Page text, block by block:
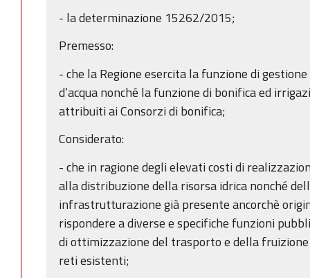
- la determinazione 15262/2015;
Premesso:
- che la Regione esercita la funzione di
d’acqua nonché la funzione di bonifica ed
attribuiti ai Consorzi di bonifica;
Considerato:
- che in ragione degli elevati costi di
alla distribuzione della risorsa idrica nonché
infrastrutturazione già presente ancorchè
rispondere a diverse e specifiche funzioni
di ottimizzazione del trasporto e della
reti esistenti;